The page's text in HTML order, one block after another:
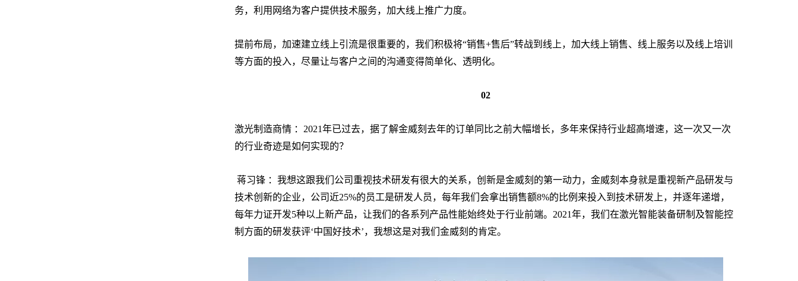
务，利用网络为客户提供技术服务，加大线上推广力度。
提前布局，加速建立线上引流是很重要的，我们积极将“销售+售后”转战到线上，加大线上销售、线上服务以及线上培训
等方面的投入，尽量让与客户之间的沟通变得简单化、透明化。
02
激光制造商情 ：2021年已过去，据了解金威刻去年的订单同比之前大幅增长，多年来保持行业超高增速，这一次又一次
的行业奇迹是如何实现的？
蒋习锋 ：我想这跟我们公司重视技术研发有很大的关系，创新是金威刻的第一动力，金威刻本身就是重视新产品研发与
技术创新的企业，公司近25%的员工是研发人员，每年我们会拿出销售额8%的比例来投入到技术研发上，并逐年递增，
每年力证开发5种以上新产品，让我们的各系列产品性能始终处于行业前端。2021年，我们在激光智能装备研制及智能控
制方面的研发获评‘中国好技术’，我想这是对我们金威刻的肯定。